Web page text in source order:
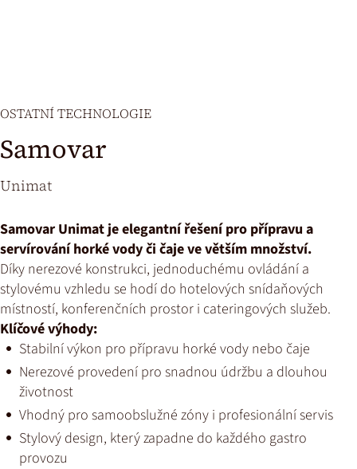
OSTATNÍ TECHNOLOGIE
Samovar
Unimat
Samovar Unimat je elegantní řešení pro přípravu a
servírování horké vody či čaje ve větším množství.
Díky nerezové konstrukci, jednoduchému ovládání a
stylovému vzhledu se hodí do hotelových snídaňových
místností, konferenčních prostor i cateringových služeb.
Klíčové výhody:
Stabilní výkon pro přípravu horké vody nebo čaje
Nerezové provedení pro snadnou údržbu a dlouhou
životnost
Vhodný pro samoobslužné zóny i profesionální servis
Stylový design, který zapadne do každého gastro
provozu